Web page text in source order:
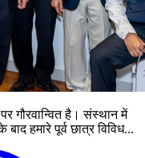
गौरवान्वित है। संस्थान में
हमारे पूर्व छात्र विविध...